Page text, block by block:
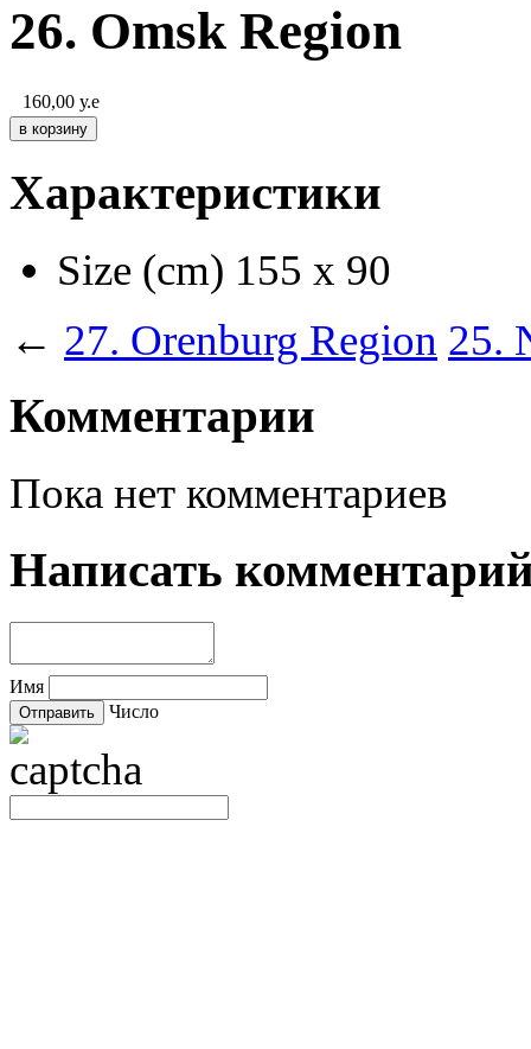
26. Omsk Region
160,00 у.е
Характеристики
Size (cm) 155 х 90
← 27. Orenburg Region 25.
Комментарии
Пока нет комментариев
Написать
Имя
Число